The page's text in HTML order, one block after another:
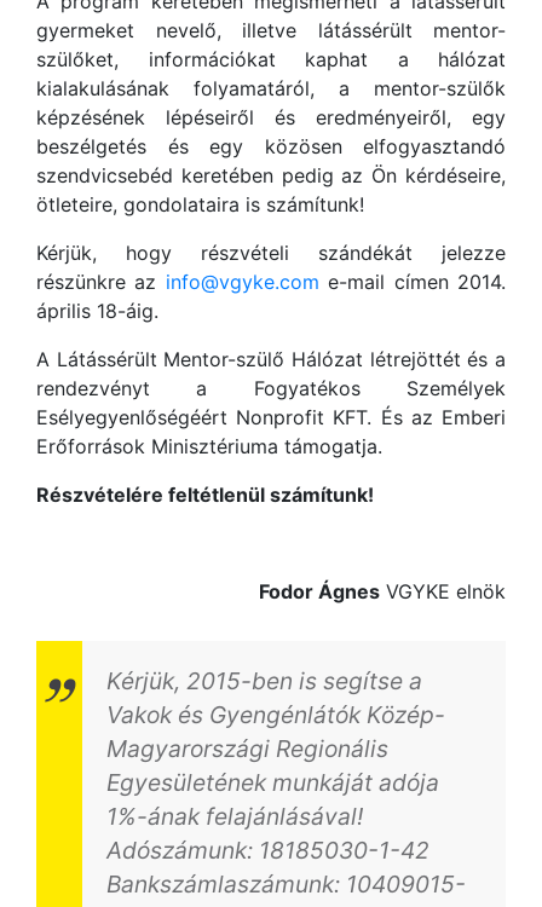
gyermeket nevelő, illetve látássérült mentor-
szülőket, információkat kaphat a hálózat
kialakulásának folyamatáról, a mentor-szülők
képzésének lépéseiről és eredményeiről, egy
beszélgetés és egy közösen elfogyasztandó
szendvicsebéd keretében pedig az Ön kérdéseire,
ötleteire, gondolataira is számítunk!
Kérjük, hogy részvételi szándékát jelezze
részünkre az info@vgyke.com e-mail címen 2014.
április 18-áig.
A Látássérült Mentor-szülő Hálózat létrejöttét és a
rendezvényt a Fogyatékos Személyek
Esélyegyenlőségéért Nonprofit KFT. És az Emberi
Erőforrások Minisztériuma támogatja.
Részvételére feltétlenül számítunk!
Fodor Ágnes VGYKE elnök
Kérjük, 2015-ben is segítse a
Vakok és Gyengénlátók Közép-
Magyarországi Regionális
Egyesületének munkáját adója
1%-ának felajánlásával!
Adószámunk: 18185030-1-42
Bankszámlaszámunk: 10409015-